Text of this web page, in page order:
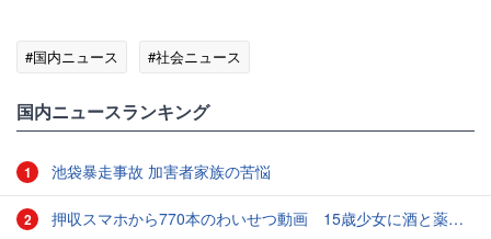
#国内ニュース #社会ニュース
国内ニュースランキング
1 池袋暴走事故 加害者家族の苦悩
2 押収スマホから770本のわいせつ動画 15歳少女に酒と薬飲ませ性的暴行か 54歳男を再逮捕 「薬もありますよ」とSNSで誘い出し